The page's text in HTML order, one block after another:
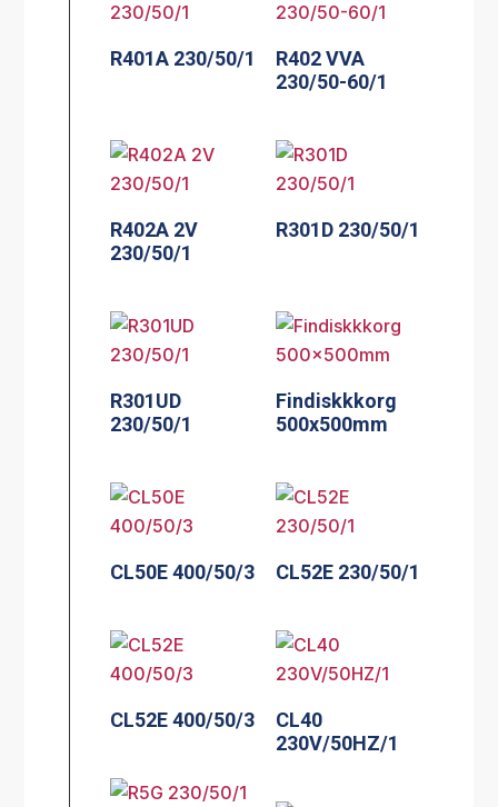
R401A 230/50/1
R402 VVA
230/50-60/1
R402A 2V
230/50/1
R301D 230/50/1
R301UD
230/50/1
Findiskkkorg
500x500mm
CL50E 400/50/3 CL52E 230/50/1
CL52E 400/50/3
CL40
230V/50HZ/1